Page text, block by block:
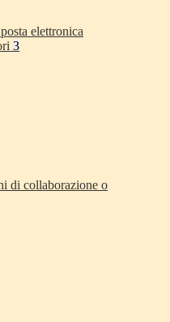
elettronica
3
di collaborazione o